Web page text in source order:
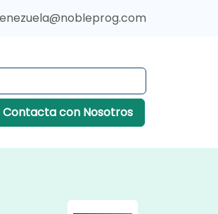
Contacta con Nosotros